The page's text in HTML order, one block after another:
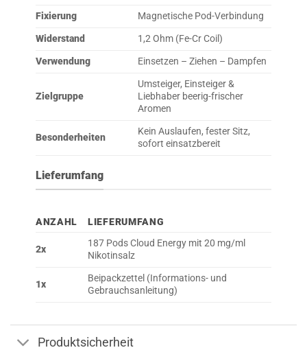
Fixierung
Magnetische Pod-Verbindung
Widerstand
1,2 Ohm (Fe-Cr Coil)
Verwendung
Einsetzen – Ziehen – Dampfen
Zielgruppe
Umsteiger, Einsteiger &
Liebhaber beerig-frischer
Aromen
Besonderheiten
Kein Auslaufen, fester Sitz,
sofort einsatzbereit
Lieferumfang
ANZAHL LIEFERUMFANG
2x
187 Pods Cloud Energy mit 20 mg/ml
Nikotinsalz
1x
Beipackzettel (Informations- und
Gebrauchsanleitung)
Produktsicherheit